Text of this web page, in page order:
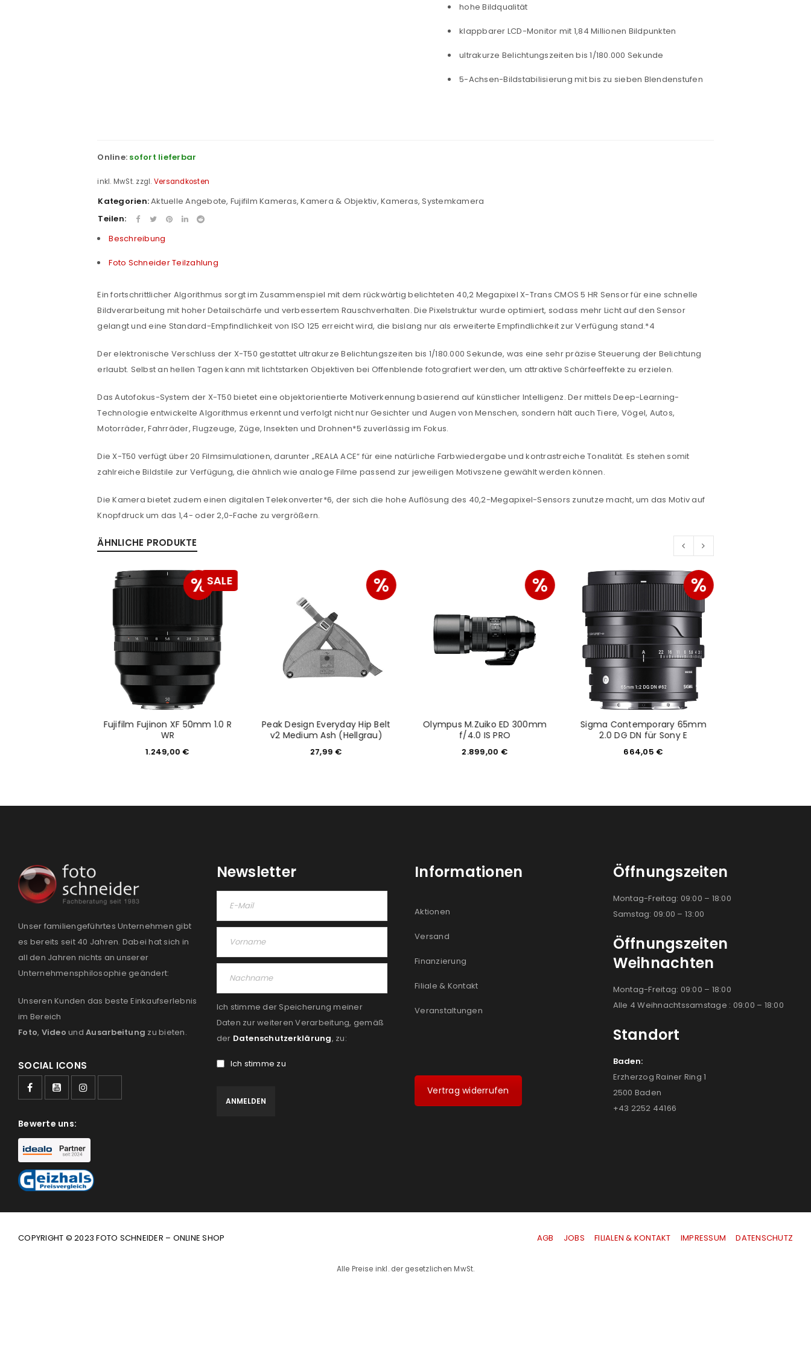
Passwort*
Anmeldeformular geschützt durchWP Captcha
Angemeldet bleiben
ANMELDEN
Ein Link zum Erstellen eines neuen Passworts wird an deine E-
NEWSLETTER ABONNIEREN
Ich stimme zu
Ja, ich möchte ein Kundenkonto eröffnen und akzeptiere die
hohe Bildqualität
klappbarer LCD-Monitor mit 1,84 Millionen Bildpunkten
ultrakurze Belichtungszeiten bis 1/180.000 Sekunde
5-Achsen-Bildstabilisierung mit bis zu sieben Blendenstufen
Online: sofort lieferbar
inkl. MwSt. zzgl. Versandkosten
Kategorien:Aktuelle Angebote, Fujifilm Kameras,Kamera & Objektiv,Kameras,Systemkamera
Teilen:
Beschreibung
Foto Schneider Teilzahlung
Ein fortschrittlicher Algorithmus sorgt im Zusammenspiel mit dem rückwärtig belichteten 40,2 Megapixel X-Trans CMOS 5 HR Sensor für eine schnelle
Bildverarbeitung mit hoher Detailschärfe und verbessertem Rauschverhalten. Die Pixelstruktur wurde optimiert, sodass mehr Licht auf den Sensor
gelangt und eine Standard-Empfindlichkeit von ISO 125 erreicht wird, die bislang nur als erweiterte Empfindlichkeit zur Verfügung stand.*4
Der elektronische Verschluss der X-T50 gestattet ultrakurze Belichtungszeiten bis 1/180.000 Sekunde, was eine sehr präzise Steuerung der Belichtung
erlaubt. Selbst an hellen Tagen kann mit lichtstarken Objektiven bei Offenblende fotografiert werden, um attraktive Schärfeeffekte zu erzielen.
Das Autofokus-System der X-T50 bietet eine objektorientierte Motiverkennung basierend auf künstlicher Intelligenz. Der mittels Deep-Learning-
Technologie entwickelte Algorithmus erkennt und verfolgt nicht nur Gesichter und Augen von Menschen, sondern hält auch Tiere, Vögel, Autos,
Motorräder, Fahrräder, Flugzeuge, Züge, Insekten und Drohnen*5 zuverlässig im Fokus.
Die X-T50 verfügt über 20 Filmsimulationen, darunter „REALA ACE“ für eine natürliche Farbwiedergabe und kontrastreiche Tonalität. Es stehen somit
zahlreiche Bildstile zur Verfügung, die ähnlich wie analoge Filme passend zur jeweiligen Motivszene gewählt werden können.
Die Kamera bietet zudem einen digitalen Telekonverter*6, der sich die hohe Auflösung des 40,2-Megapixel-Sensors zunutze macht, um das Motiv auf
Knopfdruck um das 1,4- oder 2,0-Fache zu vergrößern.
ÄHNLICHE PRODUKTE
%SALE
Fujifilm Fujinon XF 50mm 1.0 R
WR
1.249,00€
%
Peak Design Everyday Hip Belt
v2 Medium Ash (Hellgrau)
27,99€
%
Olympus M.Zuiko ED 300mm
f/4.0 IS PRO
2.899,00 €
%
Sigma Contemporary 65mm
2.0 DG DN für Sony E
664,05 €
Unser familiengeführtes Unternehmen gibt
es bereits seit 40 Jahren. Dabei hat sich in
all den Jahren nichts an unserer
Unternehmensphilosophie geändert:
Unseren Kunden das beste Einkaufserlebnis
im Bereich
Foto, Video und Ausarbeitung zu bieten.
SOCIAL ICONS
Bewerte uns:
Newsletter
Ich stimme der Speicherung meiner
Daten zur weiteren Verarbeitung, gemäß
der Datenschutzerklärung, zu:
Ich stimme zu
Informationen
Aktionen
Versand
Finanzierung
Filiale & Kontakt
Veranstaltungen
Vertrag widerrufen
Öffnungszeiten
Montag-Freitag: 09:00 – 18:00
Samstag: 09:00 – 13:00
Öffnungszeiten
Weihnachten
Montag-Freitag: 09:00 – 18:00
Alle 4 Weihnachtssamstage : 09:00 – 18:00
Standort
Baden:
Erzherzog Rainer Ring 1
2500 Baden
+43 2252 44166
COPYRIGHT © 2023 FOTO SCHNEIDER – ONLINE SHOP AGB JOBS FILIALEN & KONTAKT IMPRESSUM |DATENSCHUTZ
Alle Preise inkl. der gesetzlichen MwSt.